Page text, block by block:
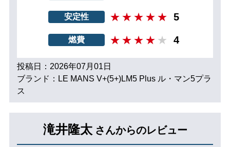
安定性 5
燃費 4
投稿日：2026年07月01日
ブランド：LE MANS V+(5+)LM5 Plus ル・マン5プラ
ス
滝井隆太 さんからのレビュー